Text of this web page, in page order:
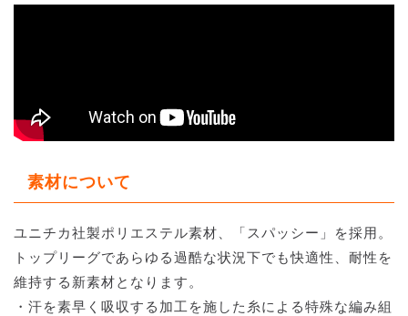
素材について
ユニチカ社製ポリエステル素材、「スパッシー」を採用。
トップリーグであらゆる過酷な状況下でも快適性、耐性を
維持する新素材となります。
・汗を素早く吸収する加工を施した糸による特殊な編み組